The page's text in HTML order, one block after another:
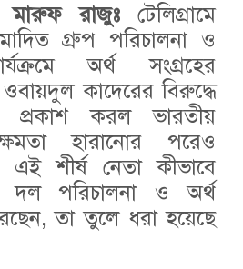
মারুফ রাজুঃটেলিগ্রামে
গ্রুপ পরিচালনা ও
অর্থ সংগ্রহের
কাদেরের বিরুদ্ধে
প্রকাশ করল ভারতীয়
হারানোর পরেও
শীর্ষ নেতা কীভাবে
দল পরিচালনা ও অর্থ
তা তুলে ধরা হয়েছে